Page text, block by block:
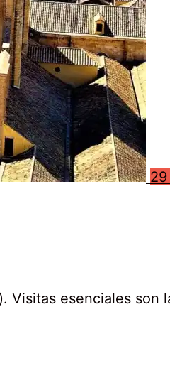
Visitas esenciales son